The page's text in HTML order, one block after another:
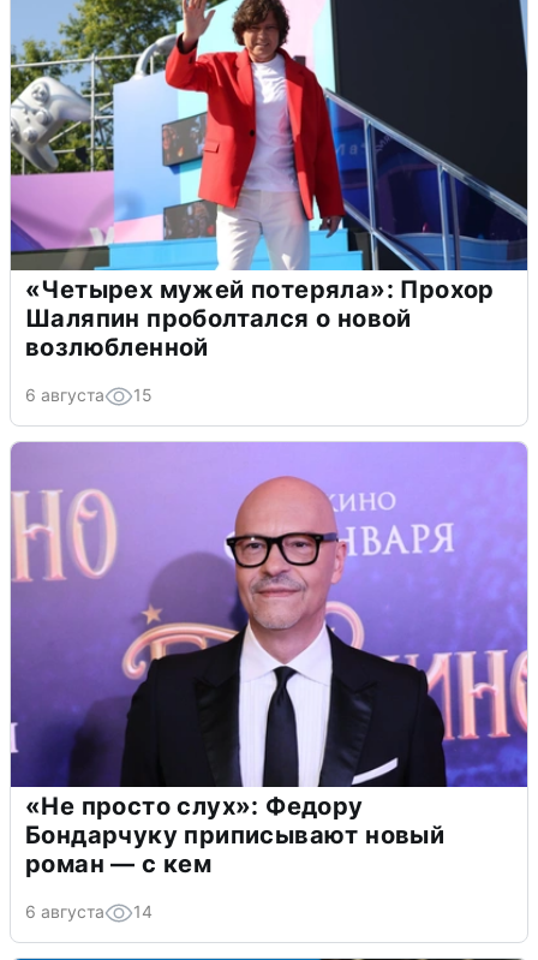
«Четырех мужей потеряла»: Прохор
Шаляпин проболтался о новой
возлюбленной
6 августа 15
«Не просто слух»: Федору
Бондарчуку приписывают новый
роман — с кем
6 августа 14